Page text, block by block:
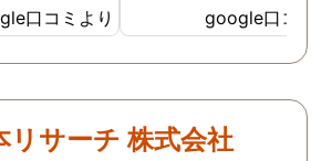
こまでの証
と感謝して
らもお身体
方々の為に
さい👍！ …
口コミより
です、ありがとうござい
した。
google口コミ
リサーチ 株式会社